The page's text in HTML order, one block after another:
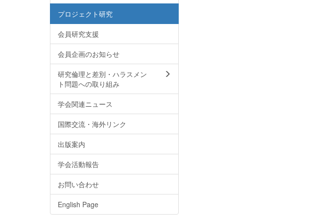
プロジェクト研究
会員研究支援
会員企画のお知らせ
研究倫理と差別・ハラスメン
ト問題への取り組み
学会関連ニュース
国際交流・海外リンク
出版案内
学会活動報告
お問い合わせ
English Page